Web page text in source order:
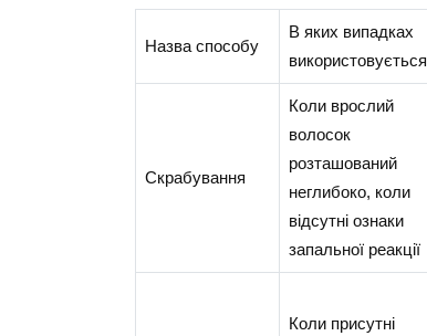
Назва способу
В яких випадках
використовується
Скрабування
Коли врослий
волосок
розташований
неглибоко, коли
відсутні ознаки
запальної реакції
Коли присутні